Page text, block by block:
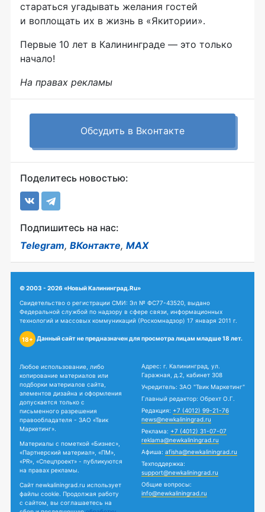
стараться угадывать желания гостей
и воплощать их в жизнь в «Якитории».
Первые 10 лет в Калининграде — это только
начало!
На правах рекламы
Обсудить в Вконтакте
Поделитесь новостью:
Подпишитесь на нас:
Telegram, ВКонтакте, MAX
© 2003 - 2026 «Новый Калининград.Ru»
Свидетельство о регистрации СМИ: Эл № ФС77-43520, выдано
Федеральной службой по надзору в сфере связи, информационных
технологий и массовых коммуникаций (Роскомнадзор) 17 января 2011 г.
18+ Данный сайт не предназначен для просмотра лицам младше 18 лет.
Любое использование, либо
копирование материалов или
подборки материалов сайта,
элементов дизайна и оформления
допускается только с
письменного разрешения
правообладателя - ЗАО «Твик
Маркетинг».
Материалы с пометкой «Бизнес»,
«Партнерский материал», «ПМ»,
«PR», «Спецпроект» - публикуются
на правах рекламы.
Сайт newkaliningrad.ru использует
файлы cookie. Продолжая работу
с сайтом, вы соглашаетесь на
Адрес: г. Калининград, ул.
Гаражная, д.2, кабинет 308
Учредитель: ЗАО "Твик Маркетинг"
Главный редактор: Обрехт О.Г.
Редакция: +7 (4012) 99-21-76
news@newkaliningrad.ru
Реклама: +7 (4012) 31-07-07
reklama@newkaliningrad.ru
Афиша: afisha@newkaliningrad.ru
Техподдержка:
support@newkaliningrad.ru
Общие вопросы:
info@newkaliningrad.ru